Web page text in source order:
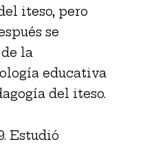
iteso, pero
se
la
educativa
del iteso.
Estudió